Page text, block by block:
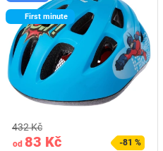
First minute
od 83 Kč
432 Kč
-81 %